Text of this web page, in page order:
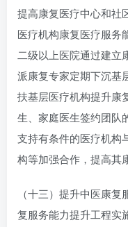
提高康复医疗中心和社
医疗机构康复医疗服务
二级以上医院通过建立
派康复专家定期下沉基
扶基层医疗机构提升康
生、家庭医生签约团队
支持有条件的医疗机构
构等加强合作，提高其
（十三）提升中医康
复服务能力提升工程实